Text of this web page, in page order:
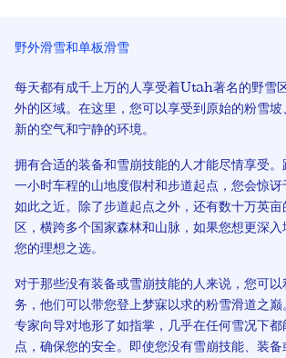
野外滑雪和单板滑雪
每天都有成千上万的人享受着Utah著名的野
外的区域。在这里，您可以享受到原始的粉雪
新的空气和宁静的环境。
拥有合适的装备和雪崩技能的人才能尽情享受
一小时车程的山地度假村和步道起点，您会惊
如此之近。除了步道起点之外，还有数十万英
区，横跨多个国家森林和山脉，如果您想更深
您的理想之选。
对于那些没有装备或雪崩技能的人来说，您可
务，他们可以带您登上梦寐以求的粉雪滑道之
专家向导对地形了如指掌，几乎在任何雪况下
点，确保您的安全。即使您没有雪崩技能、装